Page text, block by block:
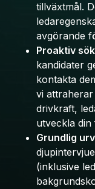
tillväxtmål.
avgörande
Proaktiv
kandidater
kontakta
vi
drivkraft,
utveckla din
Grundlig
(inklusive